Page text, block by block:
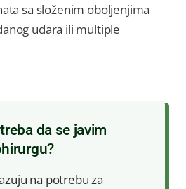
sa složenim oboljenjima
udara ili multiple
da se javim
na potrebu za